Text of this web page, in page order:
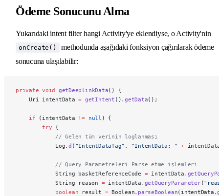
Ödeme Sonucunu Alma
Yukarıdaki intent filter hangi Activity'ye eklendiyse, o Activity'nin
onCreate()
methodunda aşağıdaki fonksiyon çağırılarak ödeme
sonucuna ulaşılabilir:
private void getDeeplinkData() {
    Uri intentData
= getIntent ().getData();
    if
(intentData != null ) {
        try
{
            // Gelen tüm verinin loglanması
            Log.
d ( "IntentDataTag" , "IntentData: " +
            // Query Parametreleri Parse etme işlemleri
            String basketReferenceCode
= intentData.
            String reason
= intentData. getQueryParameter(
            boolean
result = Boolean. parseBoolean(intentData.